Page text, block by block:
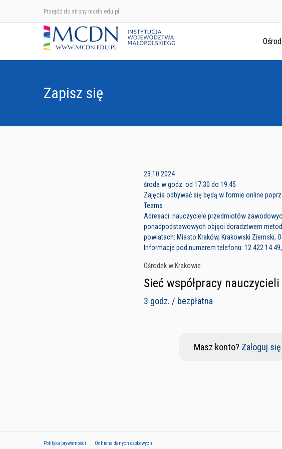
Przejdź do strony mcdn.edu.pl
Zapisz się
23.10.2024
środa w godz. od 17.30 do 19.45
Zajęcia odbywać się będą w formie online
Teams
Adresaci: nauczyciele przedmiotów
ponadpodstawowych objęci doradztwem
powiatach: Miasto Kraków, Krakowski Ziemski,
Informacje pod numerem telefonu: 12 422 14 49,
Ośrodek w Krakowie
Sieć współpracy
3 godz. / bezpłatna
Masz konto? Zaloguj się
Polityka prywatności Ochrona danych osobowych